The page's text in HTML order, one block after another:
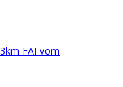
FAI vom